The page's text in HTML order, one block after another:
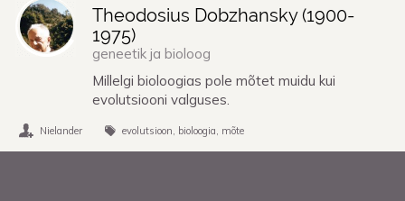
Theodosius Dobzhansky (1900-
1975)
geneetik ja bioloog
Millelgi bioloogias pole mõtet muidu kui
evolutsiooni valguses.
Nielander evolutsioon bioloogia mõte